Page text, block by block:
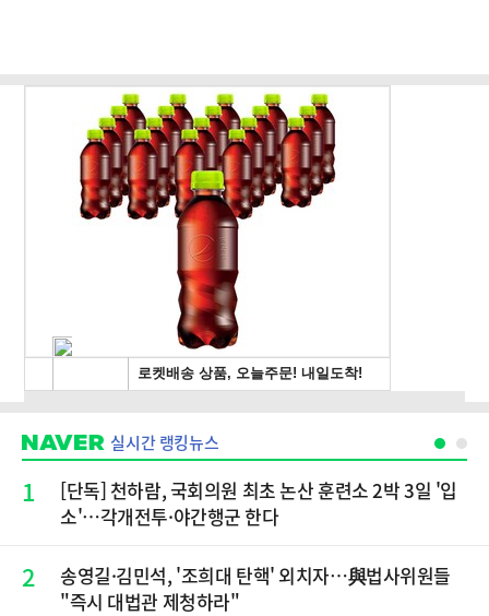
실시간 랭킹뉴스
1
[단독] 천하람, 국회의원 최초 논산 훈련소 2박 3일 '입
소'…각개전투·야간행군 한다
2
송영길·김민석, '조희대 탄핵' 외치자…與법사위원들
"즉시 대법관 제청하라"